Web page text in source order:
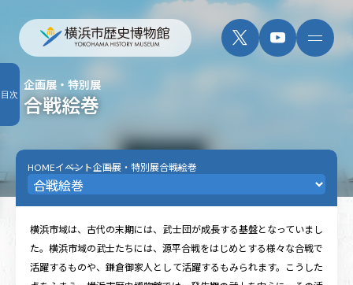
合戦絵巻
企画展・特別展
HOMEイベント企画展・特別展合戦絵巻
横浜市域は、古代の末期には、武士団が成長する基盤となっていまし
た。横浜市域の武士たちには、源平合戦をはじめとする様々な合戦で
活躍するものや、鎌倉御家人として活躍するもみられます。こうした
目次